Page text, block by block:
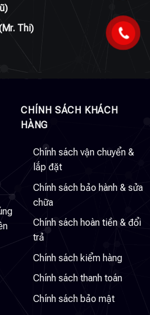
Thi)
CHÍNH SÁCH KHÁCH
HÀNG
Chính sách vận chuyển &
lắp đặt
Chính sách bảo hành & sửa
chữa
Chính sách hoàn tiền & đổi
trả
Chính sách kiểm hàng
Chính sách thanh toán
Chính sách bảo mật